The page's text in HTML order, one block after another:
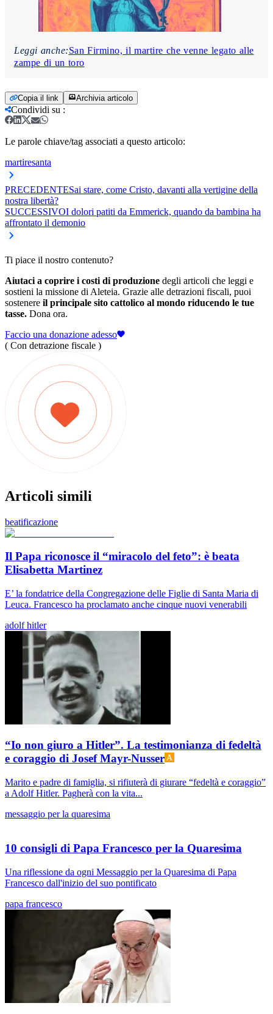
Leggi anche:San Firmino, il martire che venne legato alle
zampe di un toro
Copia il link Archivia articolo
Condividi su :
Le parole chiave/tag associati a questo articolo:
martiresanta
PRECEDENTESai stare, come Cristo, davanti alla vertigine della
nostra libertà?
SUCCESSIVOI dolori patiti da Emmerick, quando da bambina ha
affrontato il demonio
Ti piace il nostro contenuto?
Aiutaci a coprire i costi di produzione degli articoli che leggi e
sostieni la missione di Aleteia. Grazie alle detrazioni fiscali, puoi
sostenere il principale sito cattolico al mondo riducendo le tue
tasse. Dona ora.
Faccio una donazione adesso
( Con detrazione fiscale )
Articoli simili
beatificazione
Il Papa riconosce il “miracolo del feto”: è beata
Elisabetta Martinez
E’ la fondatrice della Congregazione delle Figlie di Santa Maria di
Leuca. Francesco ha proclamato anche cinque nuovi venerabili
adolf hitler
“Io non giuro a Hitler”. La testimonianza di fedeltà
e coraggio di Josef Mayr-Nusser
Marito e padre di famiglia, si rifiuterà di giurare “fedeltà e coraggio”
a Adolf Hitler. Pagherà con la vita...
messaggio per la quaresima
10 consigli di Papa Francesco per la Quaresima
Una riflessione da ogni Messaggio per la Quaresima di Papa
Francesco dall'inizio del suo pontificato
papa francesco